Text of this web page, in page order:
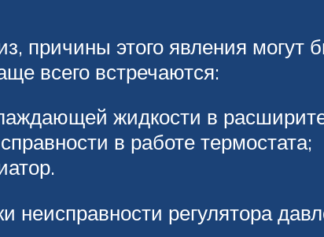
причины этого явления
всего встречаются:
жидкости в
в работе термостата;
неисправности регулятора